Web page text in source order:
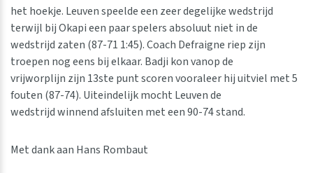
het hoekje. Leuven speelde een zeer degelijke wedstrijd
terwijl bij Okapi een paar spelers absoluut niet in de
wedstrijd zaten (87-71 1:45). Coach Defraigne riep zijn
troepen nog eens bij elkaar. Badji kon vanop de
vrijworplijn zijn 13ste punt scoren vooraleer hij uitviel met 5
fouten (87-74). Uiteindelijk mocht Leuven de
wedstrijd winnend afsluiten met een 90-74 stand.
Met dank aan Hans Rombaut